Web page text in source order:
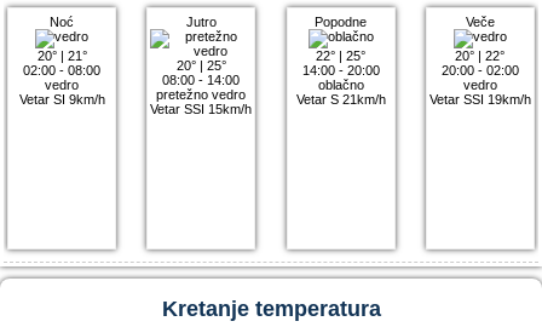
Noć
20°| 21°
02:00 - 08:00
vedro
Vetar SI 9km/h
Jutro
20°| 25°
08:00 - 14:00
pretežno vedro
Vetar SSI 15km/h
Popodne
22° |25°
14:00 - 20:00
oblačno
Vetar S 21km/h
Veče
20° |22°
20:00 - 02:00
vedro
Vetar SSI 19km/h
Kretanje temperatura